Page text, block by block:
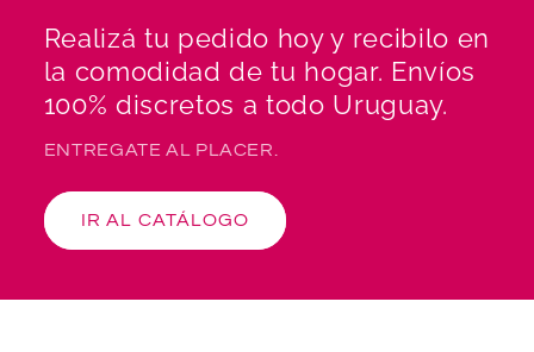
Realizá tu pedido hoy y recibilo en
la comodidad de tu hogar. Envíos
100% discretos a todo Uruguay.
ENTREGATE AL PLACER.
IR AL CATÁLOGO